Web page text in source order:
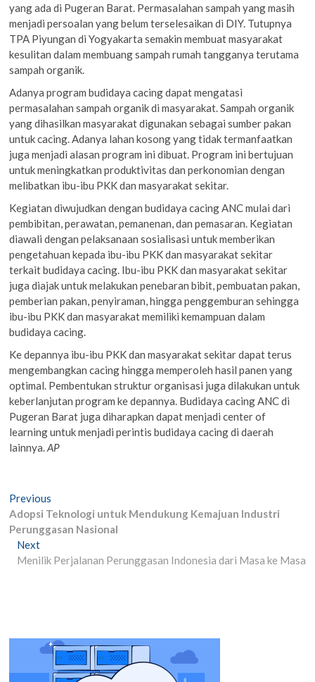
yang ada di Pugeran Barat. Permasalahan sampah yang masih
menjadi persoalan yang belum terselesaikan di DIY. Tutupnya
TPA Piyungan di Yogyakarta semakin membuat masyarakat
kesulitan dalam membuang sampah rumah tangganya terutama
sampah organik.
Adanya program budidaya cacing dapat mengatasi
permasalahan sampah organik di masyarakat. Sampah organik
yang dihasilkan masyarakat digunakan sebagai sumber pakan
untuk cacing. Adanya lahan kosong yang tidak termanfaatkan
juga menjadi alasan program ini dibuat. Program ini bertujuan
untuk meningkatkan produktivitas dan perkonomian dengan
melibatkan ibu-ibu PKK dan masyarakat sekitar.
Kegiatan diwujudkan dengan budidaya cacing ANC mulai dari
pembibitan, perawatan, pemanenan, dan pemasaran. Kegiatan
diawali dengan pelaksanaan sosialisasi untuk memberikan
pengetahuan kepada ibu-ibu PKK dan masyarakat sekitar
terkait budidaya cacing. Ibu-ibu PKK dan masyarakat sekitar
juga diajak untuk melakukan penebaran bibit, pembuatan pakan,
pemberian pakan, penyiraman, hingga penggemburan sehingga
ibu-ibu PKK dan masyarakat memiliki kemampuan dalam
budidaya cacing.
Ke depannya ibu-ibu PKK dan masyarakat sekitar dapat terus
mengembangkan cacing hingga memperoleh hasil panen yang
optimal. Pembentukan struktur organisasi juga dilakukan untuk
keberlanjutan program ke depannya. Budidaya cacing ANC di
Pugeran Barat juga diharapkan dapat menjadi center of
learning untuk menjadi perintis budidaya cacing di daerah
lainnya.AP
Post
navigation
Previous
post:
Adopsi Teknologi untuk Mendukung Kemajuan Industri
Perunggasan Nasional
NextNext
post:
Menilik Perjalanan Perunggasan Indonesia dari Masa ke Masa